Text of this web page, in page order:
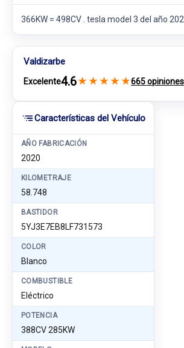
Características del Vehículo
AÑO FABRICACIÓN
2020
KILOMETRAJE
58.748
BASTIDOR
5YJ3E7EB8LF731573
COLOR
Blanco
COMBUSTIBLE
Eléctrico
POTENCIA
388CV 285KW
366KW = 498CV . tesla model 3 del año
Valdizarbe
Excelente4.6★ ★ ★ ★ ★665